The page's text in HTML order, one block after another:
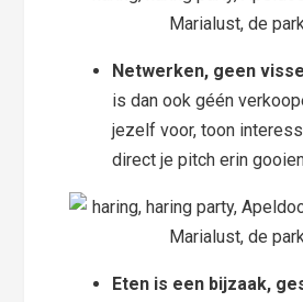
Netwerken, geen
is dan ook géén
jezelf voor, toon
direct je pitch erin
Eten is een bijzaak,